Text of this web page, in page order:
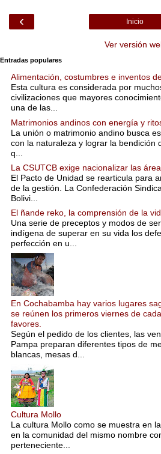
‹ Inicio
Ver versión
Entradas populares
Alimentación, costumbres e inventos
Esta cultura es considerada por
civilizaciones que mayores
una de las...
Matrimonios andinos con energía y
La unión o matrimonio andino busca
con la naturaleza y lograr la bendición
q...
La CSUTCB exige nacionalizar las
El Pacto de Unidad se rearticula para
de la gestión. La Confederación
Bolivi...
El ñande reko, la comprensión de la
Una serie de preceptos y modos de
indígena de superar en su vida los
perfección en u...
En Cochabamba hay varios lugares
se reúnen los primeros viernes de
favores.
Según el pedido de los clientes, las
Pampa preparan diferentes tipos de
blancas, mesas d...
Cultura Mollo
La cultura Mollo como se muestra en
en la comunidad del mismo nombre
perteneciente...